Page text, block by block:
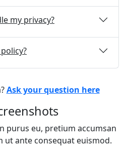
my privacy?
Ask your question here
purus eu, pretium accumsan
ut ante consequat euismod.